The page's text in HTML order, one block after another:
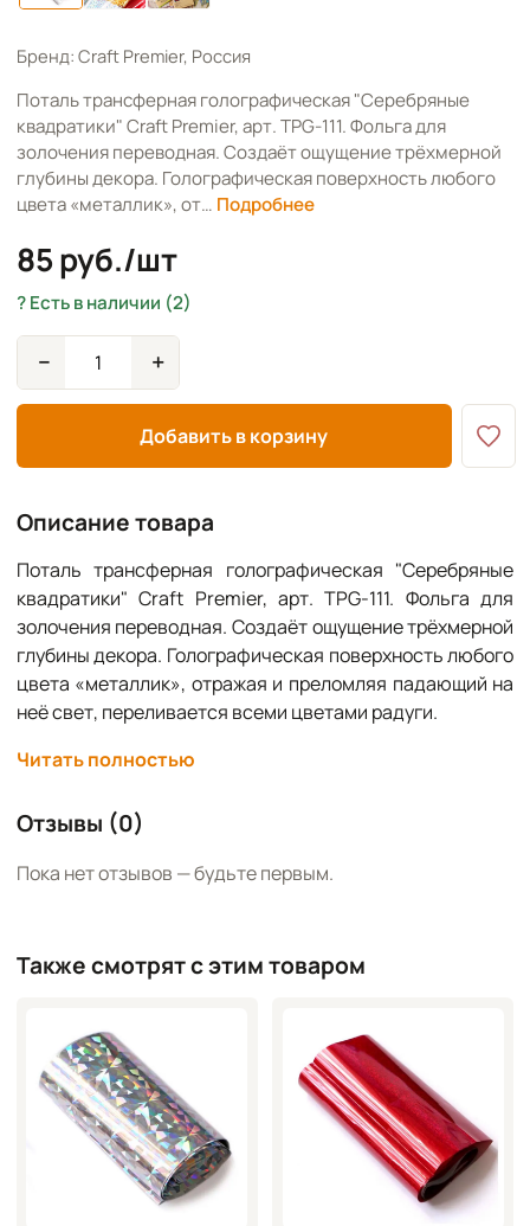
Бренд: Craft Premier, Россия
Поталь трансферная голографическая "Серебряные
квадратики" Craft Premier, арт. TPG-111. Фольга для
золочения переводная. Создаёт ощущение трёхмерной
глубины декора. Голографическая поверхность любого
цвета «металлик», от… Подробнее
85 руб./шт
Есть в наличии (2)
− +
Добавить в корзину
Описание товара
Поталь трансферная голографическая "Серебряные
квадратики" Craft Premier, арт. TPG-111. Фольга для
золочения переводная. Создаёт ощущение трёхмерной
глубины декора. Голографическая поверхность любого
цвета «металлик», отражая и преломляя падающий на
неё свет, переливается всеми цветами радуги.
Для приклеивания трансферной фольги используется
После того, как клей станет прозрачным, прижимаете к
нему фольгу «лицом» вниз, а затем снимаете. На клее
остаётся блестящий слой цвета металлик. При
Размер: 200х8 см
Читать полностью
Отзывы (0)
Пока нет отзывов — будьте первым.
Также смотрят с этим товаром